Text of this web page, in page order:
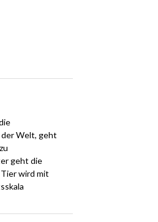
Welt, geht
geht die
wird mit